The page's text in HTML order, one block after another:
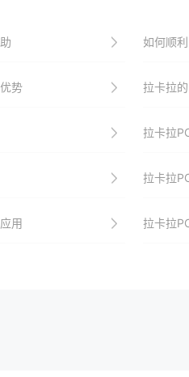
如何顺
势 拉卡拉
拉卡拉
拉卡拉
用 拉卡拉